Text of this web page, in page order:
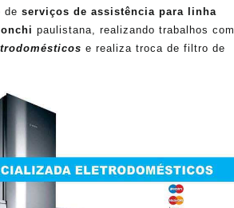
de serviços de assistência para linha
paulistana, realizando trabalhos com
e realiza troca de filtro de